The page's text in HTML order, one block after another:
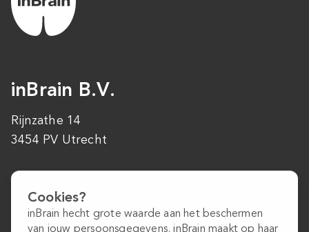
inBrain B.V.
Rijnzathe 14
3454 PV Utrecht
info@inbrain.nl
Cookies?
inBrain hecht grote waarde aan het beschermen
van jouw persoonsgegevens. inBrain maakt op haar